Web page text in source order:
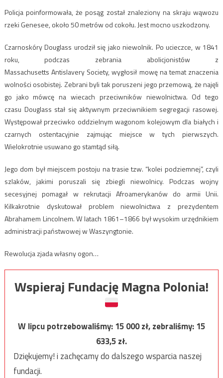
Policja poinformowała, że posąg został znaleziony na skraju wąwozu
rzeki Genesee, około 50 metrów od cokołu. Jest mocno uszkodzony.
Czarnoskóry Douglass urodził się jako niewolnik. Po ucieczce, w 1841
roku, podczas zebrania abolicjonistów z
Massachusetts Antislavery Society, wygłosił mowę na temat znaczenia
wolności osobistej. Zebrani byli tak poruszeni jego przemową, że najęli
go jako mówcę na wiecach przeciwników niewolnictwa. Od tego
czasu Douglass stał się aktywnym przeciwnikiem segregacji rasowej.
Występował przeciwko oddzielnym wagonom kolejowym dla białych i
czarnych ostentacyjnie zajmując miejsce w tych pierwszych.
Wielokrotnie usuwano go stamtąd siłą.
Jego dom był miejscem postoju na trasie tzw. “kolei podziemnej”, czyli
szlaków, jakimi poruszali się zbiegli niewolnicy. Podczas wojny
secesyjnej pomagał w rekrutacji Afroamerykanów do armii Unii.
Kilkakrotnie dyskutował problem niewolnictwa z prezydentem
Abrahamem Lincolnem. W latach 1861–1866 był wysokim urzędnikiem
administracji państwowej w Waszyngtonie.
Rewolucja zjada własny ogon…
Wspieraj Fundację Magna Polonia!
W lipcu potrzebowaliśmy:15 000zł, zebraliśmy:15
633,5zł.
Dziękujemy! i zachęcamy do dalszego wsparcia naszej
fundacji.